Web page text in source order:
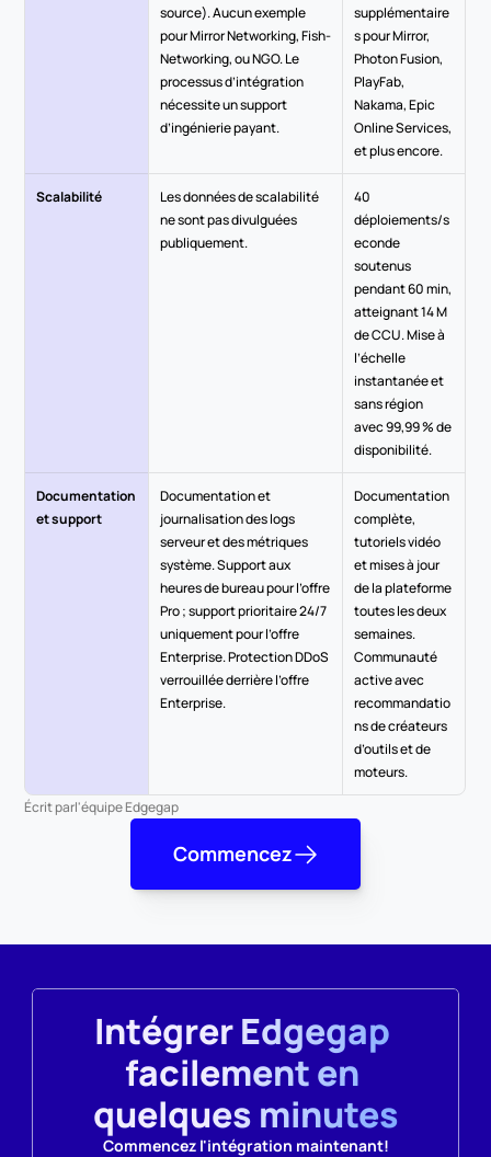
source). Aucun exemple
pour Mirror Networking, Fish-
Networking, ou NGO. Le
processus d’intégration
nécessite un support
d’ingénierie payant.
supplémentaire
s pour Mirror,
Photon Fusion,
PlayFab,
Nakama, Epic
Online Services,
et plus encore.
Scalabilité
Les données de scalabilité
ne sont pas divulguées
publiquement.
40
déploiements/s
econde
soutenus
pendant 60 min,
atteignant 14 M
de CCU. Mise à
l’échelle
instantanée et
sans région
avec 99,99 % de
disponibilité.
Documentation
et support
Documentation et
journalisation des logs
serveur et des métriques
système. Support aux
heures de bureau pour l’offre
Pro ; support prioritaire 24/7
uniquement pour l’offre
Enterprise. Protection DDoS
verrouillée derrière l’offre
Enterprise.
Documentation
complète,
tutoriels vidéo
et mises à jour
de la plateforme
toutes les deux
semaines.
Communauté
active avec
recommandatio
ns de créateurs
d’outils et de
moteurs.
Écrit parl'équipe Edgegap
Commencez
Intégrer Edgegap
facilement en
quelques minutes
Commencez l'intégration maintenant!